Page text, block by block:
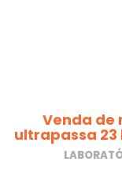
Venda de
ultrapassa 23